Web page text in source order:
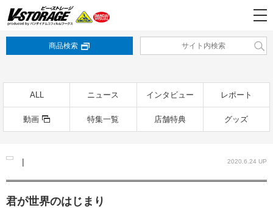
商品検索
ALL ニュース インタビュー レポート
動画 特集一覧 店舗特典 グッズ
| 2020.6.24 UP
君が世界のはじまり